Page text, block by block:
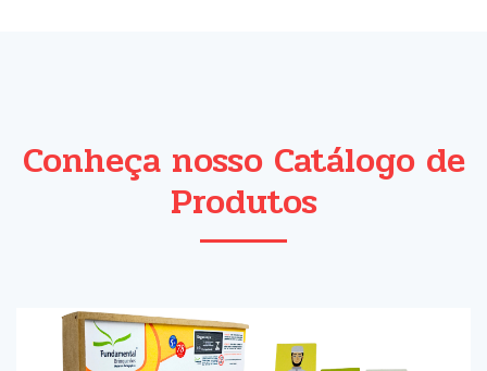
Conheça nosso Catálogo de
Produtos